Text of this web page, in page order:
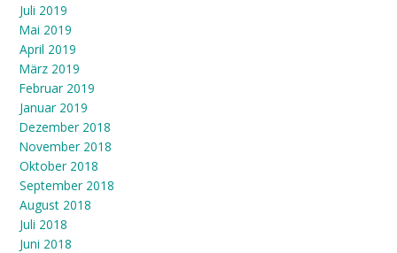
Juli 2019
Mai 2019
April 2019
März 2019
Februar 2019
Januar 2019
Dezember 2018
November 2018
Oktober 2018
September 2018
August 2018
Juli 2018
Juni 2018